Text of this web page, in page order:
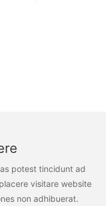
potest tincidunt ad
visitare website
non adhibuerat.